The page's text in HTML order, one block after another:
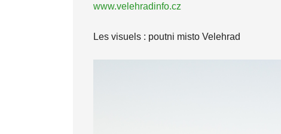
www.velehradinfo.cz
Les visuels : poutni misto Velehrad